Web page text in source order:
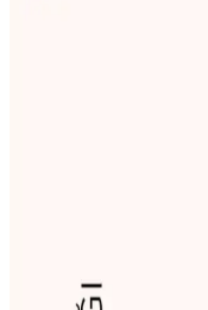
Dudak Ruj
Seçenekler ve
Güncel dudak ruj
gelecek öngörüleriyle
uygun modelleri keşfedin.